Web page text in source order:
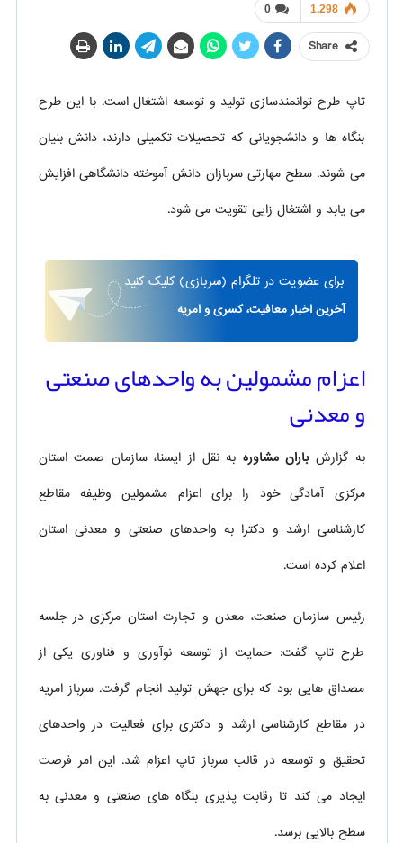
0 1,298
Share
تاپ طرح توانمندسازی تولید و توسعه اشتغال است. با این طرح
بنگاه ها و دانشجویانی که تحصیلات تکمیلی دارند، دانش بنیان
می شوند. سطح مهارتی سربازان دانش آموخته دانشگاهی افزایش
می یابد و اشتغال زایی تقویت می شود.
برای عضویت در تلگرام (سربازی) کلیک کنید
آخرین اخبار معافیت، کسری و امریه
اعزام مشمولین به واحدهای صنعتی
و معدنی
به گزارشباران مشاوره به نقل از ایسنا، سازمان صمت استان
مرکزی آمادگی خود را برای اعزام مشمولین وظیفه مقاطع
کارشناسی ارشد و دکترا به واحدهای صنعتی و معدنی استان
اعلام کرده است.
رئیس سازمان صنعت، معدن و تجارت استان مرکزی در جلسه
طرح تاپ گفت: حمایت از توسعه نوآوری و فناوری یکی از
مصداق هایی بود که برای جهش تولید انجام گرفت. سرباز امریه
در مقاطع کارشناسی ارشد و دکتری برای فعالیت در واحدهای
تحقیق و توسعه در قالب سرباز تاپ اعزام شد. این امر فرصت
ایجاد می کند تا رقابت پذیری بنگاه های صنعتی و معدنی به
سطح بالایی برسد.